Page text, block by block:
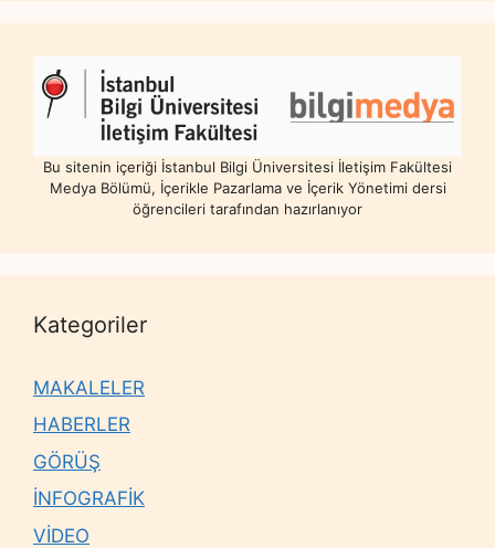
Bu sitenin içeriği İstanbul Bilgi Üniversitesi İletişim Fakültesi
Medya Bölümü, İçerikle Pazarlama ve İçerik Yönetimi dersi
öğrencileri tarafından hazırlanıyor
Kategoriler
MAKALELER
HABERLER
GÖRÜŞ
İNFOGRAFİK
VİDEO